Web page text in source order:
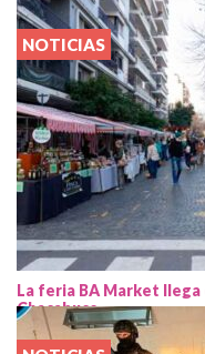
NOTICIAS
La feria BA Market llega
Chacabuco